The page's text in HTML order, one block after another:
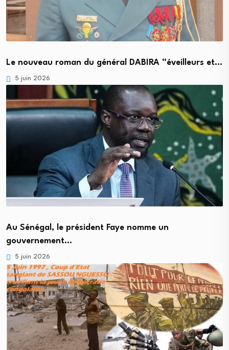
Le nouveau roman du général DABIRA “éveilleurs et…
5 juin 2026
Au Sénégal, le président Faye nomme un
gouvernement…
5 juin 2026